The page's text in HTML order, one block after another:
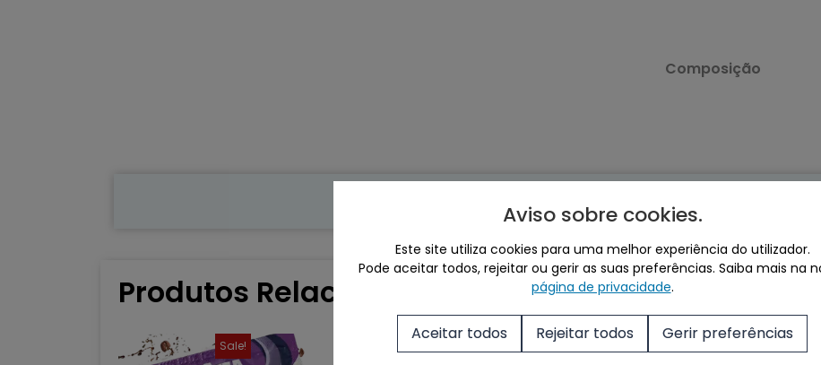
Composição
Produtos Relacionados
Sale!
Aviso sobre cookies.
Este site utiliza cookies para uma melhor experiência do utilizador.
Pode aceitar todos, rejeitar ou gerir as suas preferências. Saiba mais na
página de privacidade.
Aceitar todos Rejeitar todos Gerir preferências